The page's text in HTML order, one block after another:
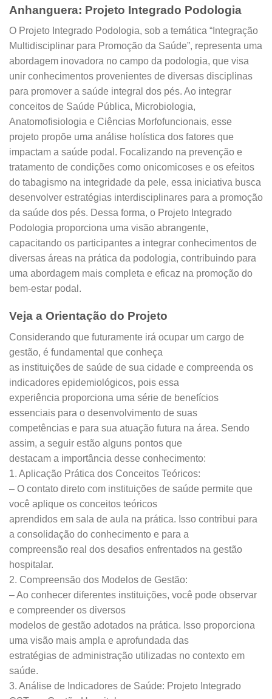
Anhanguera: Projeto Integrado Podologia
O Projeto Integrado Podologia, sob a temática “Integração
Multidisciplinar para Promoção da Saúde”, representa uma
abordagem inovadora no campo da podologia, que visa
unir conhecimentos provenientes de diversas disciplinas
para promover a saúde integral dos pés. Ao integrar
conceitos de Saúde Pública, Microbiologia,
Anatomofisiologia e Ciências Morfofuncionais, esse
projeto propõe uma análise holística dos fatores que
impactam a saúde podal. Focalizando na prevenção e
tratamento de condições como onicomicoses e os efeitos
do tabagismo na integridade da pele, essa iniciativa busca
desenvolver estratégias interdisciplinares para a promoção
da saúde dos pés. Dessa forma, o Projeto Integrado
Podologia proporciona uma visão abrangente,
capacitando os participantes a integrar conhecimentos de
diversas áreas na prática da podologia, contribuindo para
uma abordagem mais completa e eficaz na promoção do
bem-estar podal.
Veja a Orientação do Projeto
Considerando que futuramente irá ocupar um cargo de
gestão, é fundamental que conheça
as instituições de saúde de sua cidade e compreenda os
indicadores epidemiológicos, pois essa
experiência proporciona uma série de benefícios
essenciais para o desenvolvimento de suas
competências e para sua atuação futura na área. Sendo
assim, a seguir estão alguns pontos que
destacam a importância desse conhecimento:
1. Aplicação Prática dos Conceitos Teóricos:
– O contato direto com instituições de saúde permite que
você aplique os conceitos teóricos
aprendidos em sala de aula na prática. Isso contribui para
a consolidação do conhecimento e para a
compreensão real dos desafios enfrentados na gestão
hospitalar.
2. Compreensão dos Modelos de Gestão:
– Ao conhecer diferentes instituições, você pode observar
e compreender os diversos
modelos de gestão adotados na prática. Isso proporciona
uma visão mais ampla e aprofundada das
estratégias de administração utilizadas no contexto em
saúde.
3. Análise de Indicadores de Saúde: Projeto Integrado